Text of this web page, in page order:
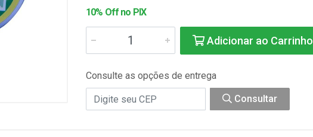
10% Off no PIX
Adicionar ao Carrinho
Consulte as opções de entrega
Consultar